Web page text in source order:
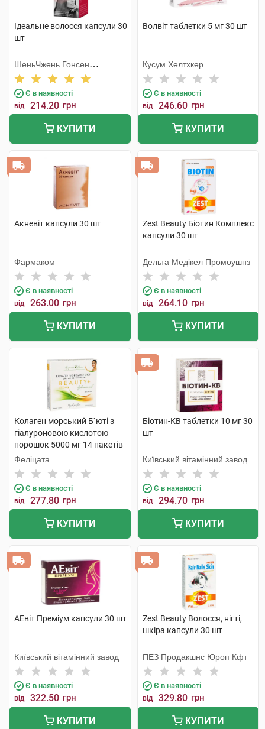
Ідеальне волосся капсули 30
шт
ШеньЧжень Гонсен
Байоледжі Індастрі Ко. Лтд
Є в наявності
від 214.20 грн
КУПИТИ
Волвіт таблетки 5 мг 30 шт
Кусум Хелтхкер
Є в наявності
від 246.60 грн
КУПИТИ
Акневіт капсули 30 шт
Фармаком
Є в наявності
від 263.00 грн
КУПИТИ
Zest Beauty Біотин Комплекс
капсули 30 шт
Дельта Медікел Промоушнз
Є в наявності
від 264.10 грн
КУПИТИ
Колаген морський Б`юті з
гіалуроновою кислотою
порошок 5000 мг 14 пакетів
Феліцата
Є в наявності
від 277.80 грн
КУПИТИ
Біотин-КВ таблетки 10 мг 30
шт
Київський вітамінний завод
Є в наявності
від 294.70 грн
КУПИТИ
АЕвіт Преміум капсули 30 шт
Київський вітамінний завод
Є в наявності
від 322.50 грн
КУПИТИ
Zest Beauty Волосся, нігті,
шкіра капсули 30 шт
ПЕЗ Продакшнс Юроп Кфт
Є в наявності
від 329.80 грн
КУПИТИ